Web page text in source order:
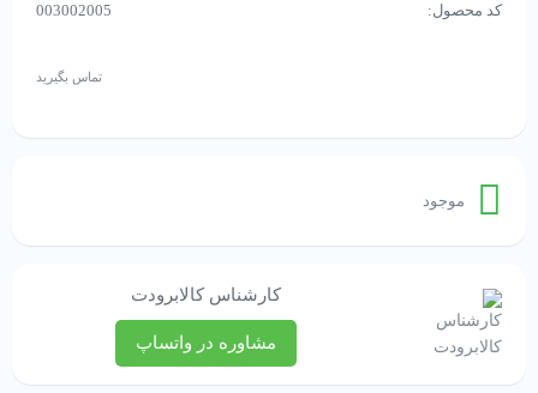
کد محصول:
003002005
تماس بگیرید
موجود
کارشناس کالابرودت
مشاوره در واتساپ